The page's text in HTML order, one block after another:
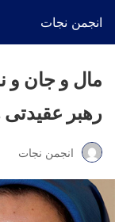
انجمن نجات
مال و جان
رهبر
انجمن نجات